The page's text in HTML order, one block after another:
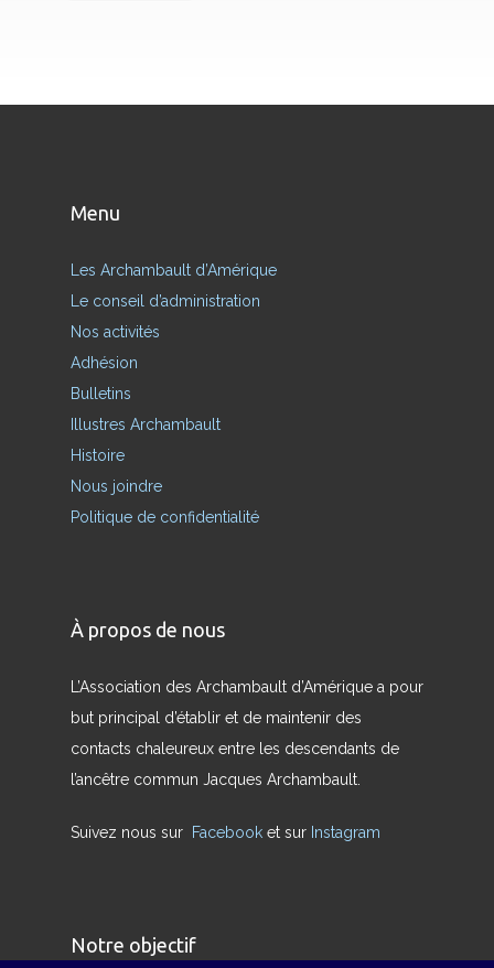
Menu
Les Archambault d’Amérique
Le conseil d’administration
Nos activités
Adhésion
Bulletins
Illustres Archambault
Histoire
Nous joindre
Politique de confidentialité
À propos de nous
L’Association des Archambault d’Amérique a pour
but principal d’établir et de maintenir des
contacts chaleureux entre les descendants de
l’ancêtre commun Jacques Archambault.
Suivez nous sur Facebook et sur Instagram
Notre objectif